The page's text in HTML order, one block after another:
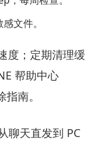
文件。
度；定期清理缓
帮助中心
南。
聊天直发到 PC